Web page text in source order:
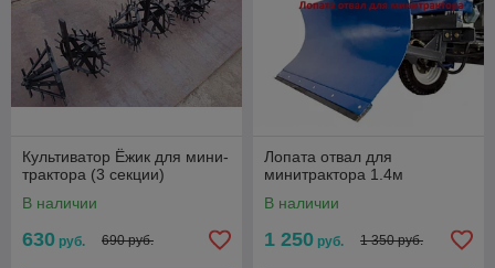
Культиватор Ёжик для мини-
трактора (3 секции)
В наличии
630 руб. 690 руб.
Лопата отвал для
минитрактора 1.4м
В наличии
1 250 руб. 1 350 руб.